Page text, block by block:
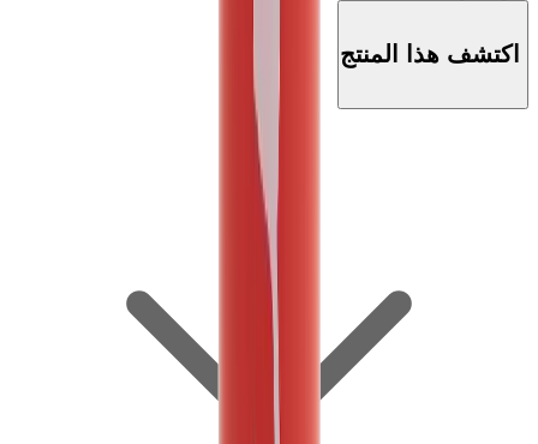
اكتشف هذا المنتج